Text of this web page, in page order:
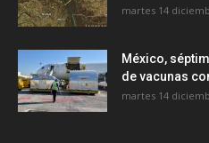
martes 14
México,
de vacunas
martes 14